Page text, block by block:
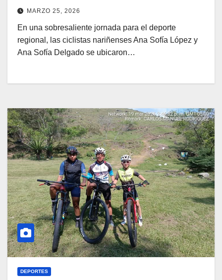
MARZO 25, 2026
En una sobresaliente jornada para el deporte
regional, las ciclistas nariñenses Ana Sofía López y
Ana Sofía Delgado se ubicaron…
DEPORTES